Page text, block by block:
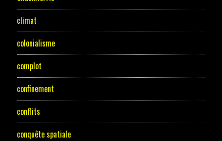
climat
colonialisme
complot
confinement
conflits
conquête spatiale